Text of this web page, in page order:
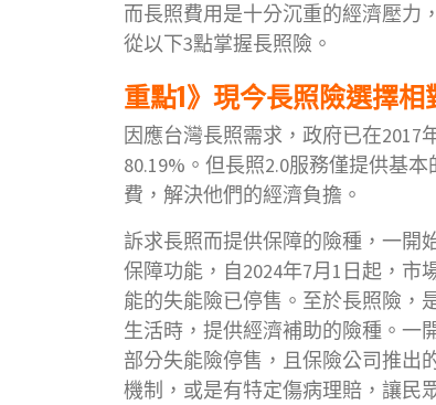
而長照費用是十分沉重的經濟壓力
從以下3點掌握長照險。
重點1》現今長照險選擇
因應台灣長照需求，政府已在2017
80.19%。但長照2.0服務僅提供基
費，解決他們的經濟負擔。
訴求長照而提供保障的險種，一開
保障功能，自2024年7月1日起，
能的失能險已停售。至於長照險，
生活時，提供經濟補助的險種。一
部分失能險停售，且保險公司推出
機制，或是有特定傷病理賠，讓民